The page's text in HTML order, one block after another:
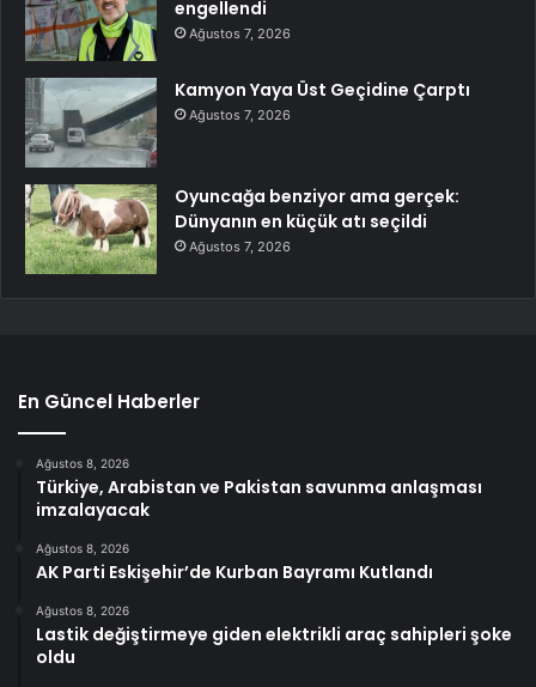
engellendi
Ağustos 7, 2026
Kamyon Yaya Üst Geçidine Çarptı
Ağustos 7, 2026
Oyuncağa benziyor ama gerçek:
Dünyanın en küçük atı seçildi
Ağustos 7, 2026
En Güncel Haberler
Ağustos 8, 2026
Türkiye, Arabistan ve Pakistan savunma anlaşması
imzalayacak
Ağustos 8, 2026
AK Parti Eskişehir’de Kurban Bayramı Kutlandı
Ağustos 8, 2026
Lastik değiştirmeye giden elektrikli araç sahipleri şoke
oldu